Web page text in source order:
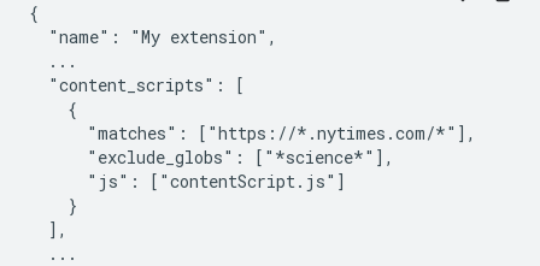
{
  "name": "My extension",
  ...
  "content_scripts": [
    {
      "matches": ["https://*.nytimes.com/*"],
      "exclude_globs": ["*science*"],
      "js": ["contentScript.js"]
    }
  ],
  ...